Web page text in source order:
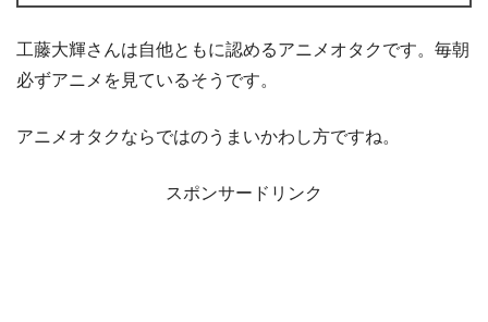
工藤大輝さんは自他ともに認めるアニメオタクです。毎朝
必ずアニメを見ているそうです。
アニメオタクならではのうまいかわし方ですね。
スポンサードリンク